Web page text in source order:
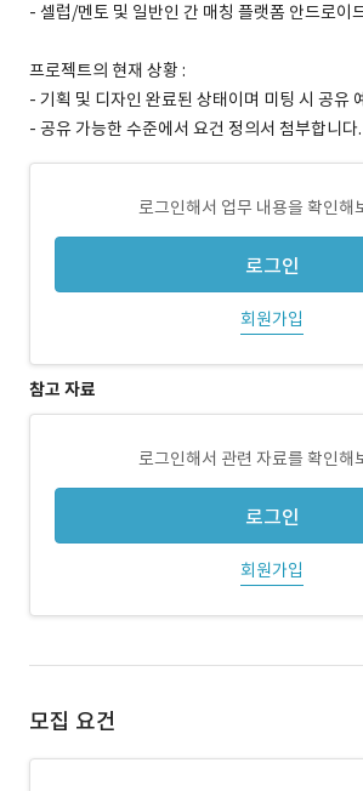
- 셀럽/멘토 및 일반인 간 매칭 플랫폼 안드로이
프로젝트의 현재 상황 :
- 기획 및 디자인 완료된 상태이며 미팅 시 공유
- 공유 가능한 수준에서 요건 정의서 첨부합니다.
로그인해서 업무 내용을 확인해
로그인
회원가입
참고 자료
로그인해서 관련 자료를 확인해
로그인
회원가입
모집 요건